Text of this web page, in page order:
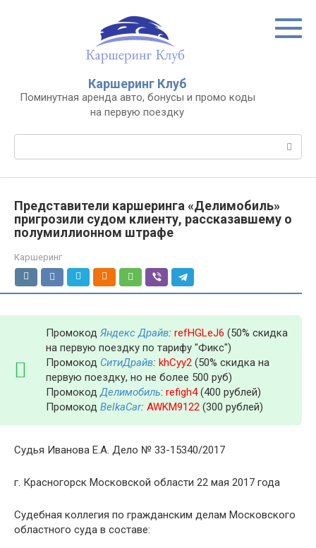
Каршеринг Клуб
Поминутная аренда авто, бонусы и промо коды
на первую поездку
Поиск:
Представители каршеринга «Делимобиль»
пригрозили судом клиенту, рассказавшему о
полумиллионном штрафе
Каршеринг
Промокод Яндекс Драйв: refHGLeJ6 (50% скидка
на первую поездку по тарифу "Фикс")
Промокод СитиДрайв: khCyy2 (50% скидка на
первую поездку, но не более 500 руб)
ПромокодДелимобиль: refigh4(400 рублей)
Промокод BelkaCar: AWKM9122 (300 рублей)
Судья Иванова Е.А. Дело № 33-15340/2017
г. Красногорск Московской области 22 мая 2017 года
Судебная коллегия по гражданским делам Московского
областного суда в составе: